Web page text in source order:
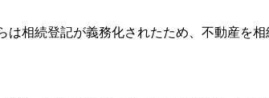
は相続登記が義務化されたため、不動産を